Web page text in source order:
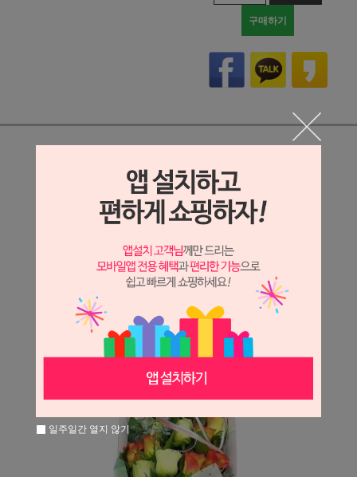
구매하기
상세정보 새창 열기
상세 정보를 확대해 보실 수 있습니다.
※ 필독해주세요 ※
장미는 시세 변동에 따라 가격이 달라질 수 있으니
문의 후 주문 바랍니다.
일주일간 열지 않기